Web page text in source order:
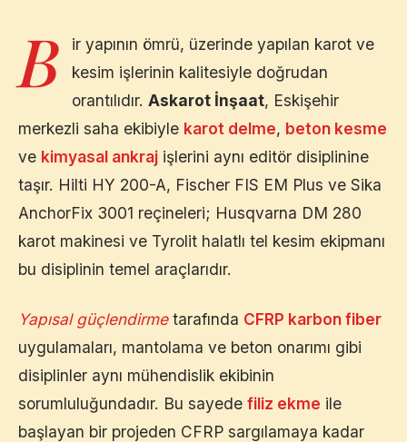
B
ir yapının ömrü, üzerinde yapılan karot ve
kesim işlerinin kalitesiyle doğrudan
orantılıdır. Askarot İnşaat, Eskişehir
merkezli saha ekibiyle karot delme, beton kesme
ve kimyasal ankraj işlerini aynı editör disiplinine
taşır. Hilti HY 200-A, Fischer FIS EM Plus ve Sika
AnchorFix 3001 reçineleri; Husqvarna DM 280
karot makinesi ve Tyrolit halatlı tel kesim ekipmanı
bu disiplinin temel araçlarıdır.
Yapısal güçlendirmetarafında CFRP karbon fiber
uygulamaları, mantolama ve beton onarımı gibi
disiplinler aynı mühendislik ekibinin
sorumluluğundadır. Bu sayede filiz ekme ile
başlayan bir projeden CFRP sargılamaya kadar